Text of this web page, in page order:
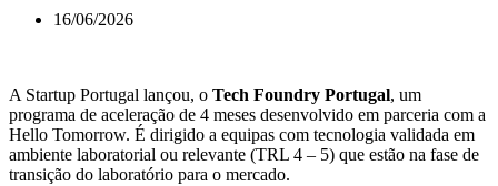
16/06/2026
A Startup Portugal lançou, o Tech Foundry Portugal, um
programa de aceleração de 4 meses desenvolvido em parceria com a
Hello Tomorrow. É dirigido a equipas com tecnologia validada em
ambiente laboratorial ou relevante (TRL 4 – 5) que estão na fase de
transição do laboratório para o mercado.